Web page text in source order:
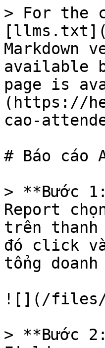
> For the
Markdown
available
page is
(https://
cao-
# Báo cáo
> **Bước
Report
trên thanh
đó click
tổng
![](/files/-
> **Bước